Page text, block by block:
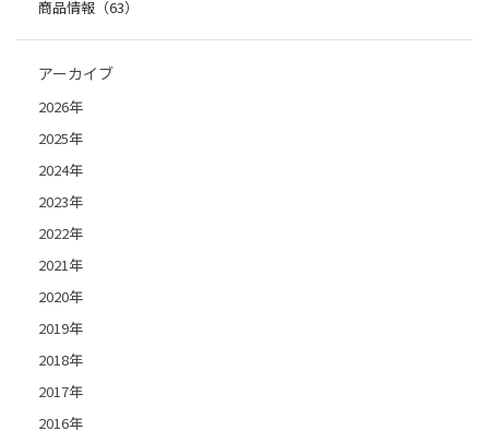
商品情報（63）
アーカイブ
2026年
2025年
2024年
2023年
2022年
2021年
2020年
2019年
2018年
2017年
2016年